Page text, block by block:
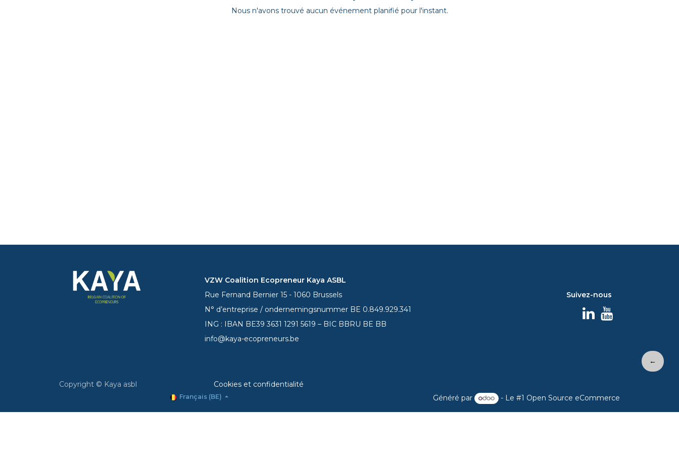
Nous n'avons trouvé aucun événement planifié pour l'instant.
Suivez-nous
←
VZW Coalition Ecopreneur Kaya ASBL
Rue Fernand Bernier 15 - 1060 Brussels
N° d’entreprise / ondernemingsnummer BE 0.849.929.341
ING : IBAN BE393631 1291 5619 – BIC BBRU BE BB
info@kaya-ecopreneurs.be
Copyright © Kaya asbl Cookies et confidentialité
Français (BE) Généré par - Le #1 Open Source eCommerce